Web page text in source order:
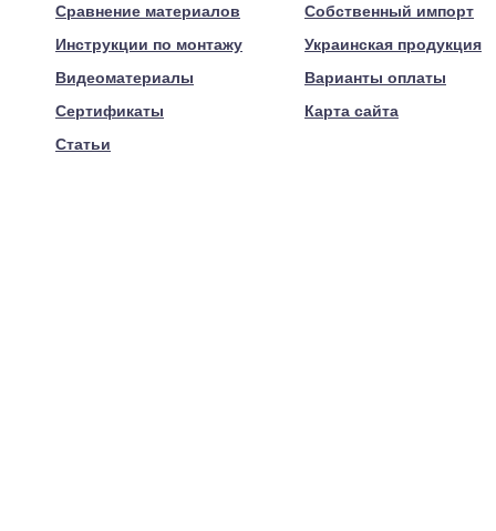
Сравнение материалов
Инструкции по монтажу
Видеоматериалы
Сертификаты
Статьи
Собственный импорт
Украинская продукция
Варианты оплаты
Карта сайта